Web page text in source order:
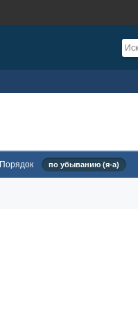
Порядок по убыванию (я-а)